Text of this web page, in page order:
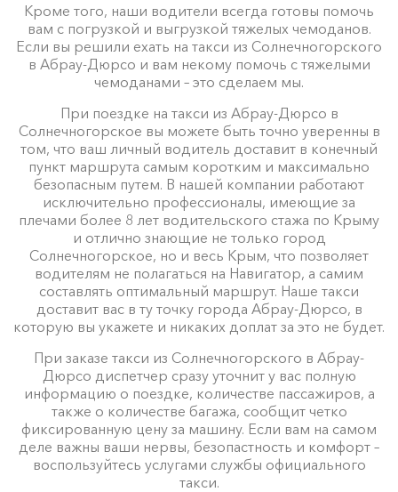
Кроме того, наши водители всегда готовы помочь
вам с погрузкой и выгрузкой тяжелых чемоданов.
Если вы решили ехать на такси из Солнечногорского
в Абрау-Дюрсо и вам некому помочь с тяжелыми
чемоданами – это сделаем мы.
При поездке на такси из Абрау-Дюрсо в
Солнечногорское вы можете быть точно уверенны в
том, что ваш личный водитель доставит в конечный
пункт маршрута самым коротким и максимально
безопасным путем. В нашей компании работают
исключительно профессионалы, имеющие за
плечами более 8 лет водительского стажа по Крыму
и отлично знающие не только город
Солнечногорское, но и весь Крым, что позволяет
водителям не полагаться на Навигатор, а самим
составлять оптимальный маршрут. Наше такси
доставит вас в ту точку города Абрау-Дюрсо, в
которую вы укажете и никаких доплат за это не будет.
При заказе такси из Солнечногорского в Абрау-
Дюрсо диспетчер сразу уточнит у вас полную
информацию о поездке, количестве пассажиров, а
также о количестве багажа, сообщит четко
фиксированную цену за машину. Если вам на самом
деле важны ваши нервы, безопастность и комфорт –
воспользуйтесь услугами службы официального
такси.